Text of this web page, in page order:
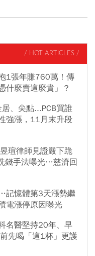
/ HOT ARTICLES /
1張年賺760萬！傳
什麼賣這麼貴」？
、尖點...PCB買誰
強漲，11月末升段
瑄律師見證嚴下跪
錢手法曝光…慈濟回
記憶體第3天漲勢繼
電漲停原因曝光
名醫堅持20年、早
先喝「這1杯」更護